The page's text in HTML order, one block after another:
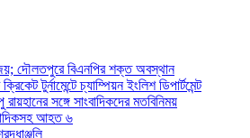
দৌলতপুরে বিএনপির শক্ত অবস্থান
টুর্নামেন্টে চ্যাম্পিয়ন ইংলিশ ডিপার্টমেন্ট
সঙ্গে সাংবাদিকদের মতবিনিময়
আহত ৬